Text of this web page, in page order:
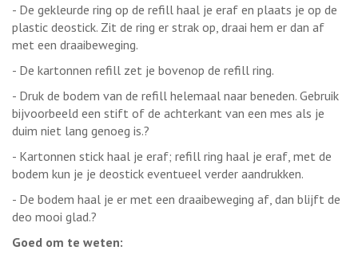
- De gekleurde ring op de refill haal je eraf en plaats je op de
plastic deostick. Zit de ring er strak op, draai hem er dan af
met een draaibeweging.
- De kartonnen refill zet je bovenop de refill ring.
- Druk de bodem van de refill helemaal naar beneden. Gebruik
bijvoorbeeld een stift of de achterkant van een mes als je
duim niet lang genoeg is.?
- Kartonnen stick haal je eraf; refill ring haal je eraf, met de
bodem kun je je deostick eventueel verder aandrukken.
- De bodem haal je er met een draaibeweging af, dan blijft de
deo mooi glad.?
Goed om te weten: